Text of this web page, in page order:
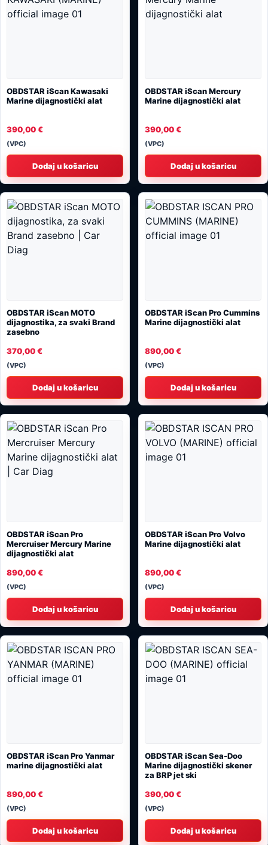
OBDSTAR iScan Kawasaki
Marine dijagnostički alat
390,00€
(VPC)
Dodaj u košaricu
OBDSTAR iScan Mercury
Marine dijagnostički alat
390,00€
(VPC)
Dodaj u košaricu
OBDSTAR iScan MOTO
dijagnostika, za svaki Brand
zasebno
370,00€
(VPC)
Dodaj u košaricu
OBDSTAR iScan Pro Cummins
Marine dijagnostički alat
890,00€
(VPC)
Dodaj u košaricu
OBDSTAR iScan Pro
Mercruiser Mercury Marine
dijagnostički alat
890,00€
(VPC)
Dodaj u košaricu
OBDSTAR iScan Pro Volvo
Marine dijagnostički alat
890,00€
(VPC)
Dodaj u košaricu
OBDSTAR iScan Pro Yanmar
marine dijagnostički alat
890,00€
(VPC)
Dodaj u košaricu
OBDSTAR iScan Sea-Doo
Marine dijagnostički skener
za BRP jet ski
390,00€
(VPC)
Dodaj u košaricu